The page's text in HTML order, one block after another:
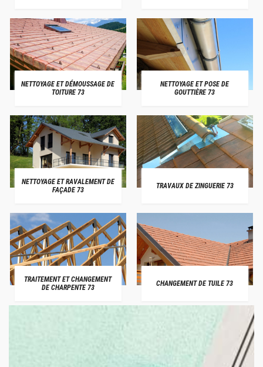
NETTOYAGE ET DÉMOUSSAGE DE
TOITURE 73
NETTOYAGE ET POSE DE
GOUTTIÈRE 73
NETTOYAGE ET RAVALEMENT DE
FAÇADE 73
TRAVAUX DE ZINGUERIE 73
TRAITEMENT ET CHANGEMENT
DE CHARPENTE 73
CHANGEMENT DE TUILE 73